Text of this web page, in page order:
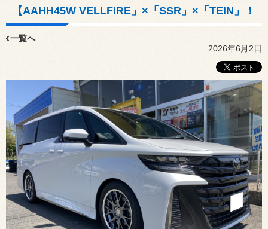
【AAHH45W VELLFIRE」×「SSR」×「TEIN」！
一覧へ
2026年6月2日